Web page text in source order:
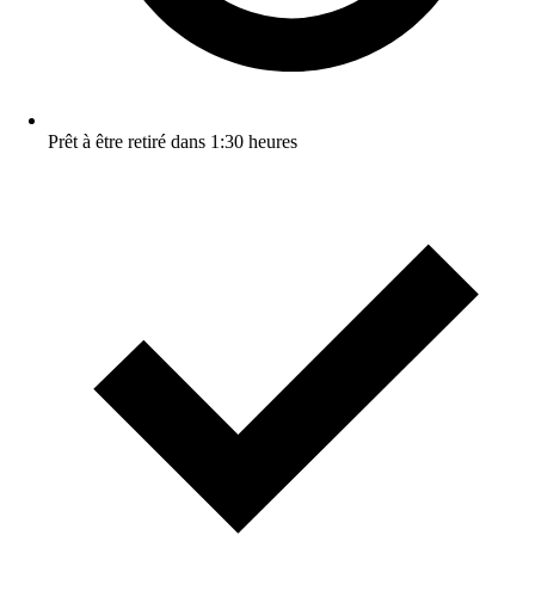
Prêt à être retiré dans 1:30 heures